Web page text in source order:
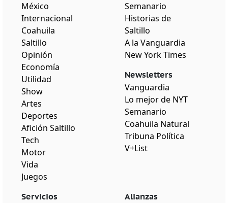
México
Internacional
Coahuila
Saltillo
Opinión
Economía
Utilidad
Show
Artes
Deportes
Afición Saltillo
Tech
Motor
Vida
Juegos
Semanario
Historias de
Saltillo
A la Vanguardia
New York Times
Newsletters
Vanguardia
Lo mejor de NYT
Semanario
Coahuila Natural
Tribuna Política
V+List
Servicios Alianzas